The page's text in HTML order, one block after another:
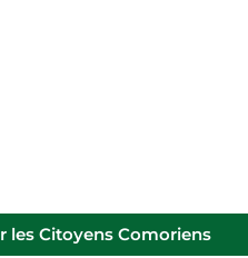
les Citoyens Comoriens